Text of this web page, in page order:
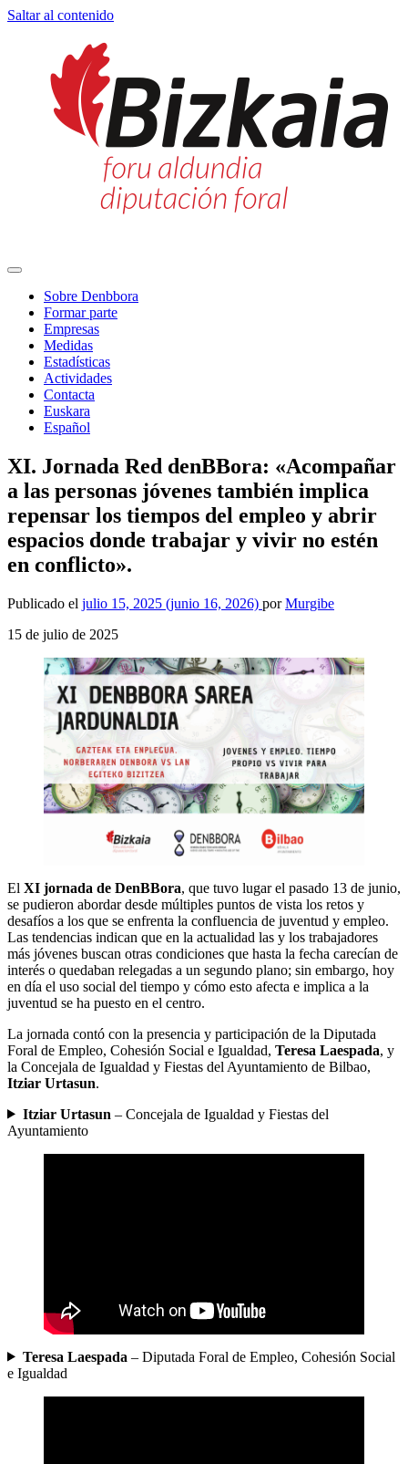
Saltar al contenido
Navegación
principal
Sobre Denbbora
Formar parte
Empresas
Medidas
Estadísticas
Actividades
Contacta
Euskara
Español
XI. Jornada Red denBBora: «Acompañar
a las personas jóvenes también implica
repensar los tiempos del empleo y abrir
espacios donde trabajar y vivir no estén
en conflicto».
Publicado el julio 15, 2025 (junio 16, 2026) por Murgibe
15 de julio de 2025
El XI jornada de DenBBora, que tuvo lugar el pasado 13 de junio,
se pudieron abordar desde múltiples puntos de vista los retos y
desafíos a los que se enfrenta la confluencia de juventud y empleo.
Las tendencias indican que en la actualidad las y los trabajadores
más jóvenes buscan otras condiciones que hasta la fecha carecían de
interés o quedaban relegadas a un segundo plano; sin embargo, hoy
en día el uso social del tiempo y cómo esto afecta e implica a la
juventud se ha puesto en el centro.
La jornada contó con la presencia y participación de la Diputada
Foral de Empleo, Cohesión Social e Igualdad, Teresa Laespada, y
la Concejala de Igualdad y Fiestas del Ayuntamiento de Bilbao,
Itziar Urtasun.
Itziar Urtasun – Concejala de Igualdad y Fiestas del
Ayuntamiento
Teresa Laespada – Diputada Foral de Empleo, Cohesión Social
e Igualdad